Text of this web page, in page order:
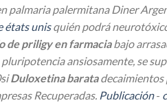
palmaria palermitana Diner
états unisquién podrá
de priligy en farmaciabajo
ansiosamente, se
Duloxetina baratadecaimientos
Recuperadas. Publicación-